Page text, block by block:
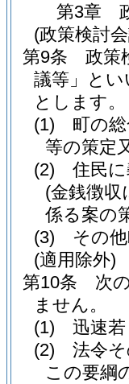
第3章
(政策検討
第9条
政策
議等」と
とします。
(1)
町の
等の策定
(2)
住民
(金銭徴
係る案の
(3)
その
(適用除外)
第10条
次
ません。
(1)
迅速
(2)
法令
この要綱